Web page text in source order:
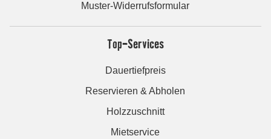
Muster-Widerrufsformular
Top-Services
Dauertiefpreis
Reservieren & Abholen
Holzzuschnitt
Mietservice